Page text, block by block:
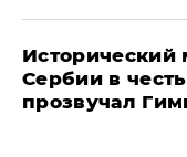
Исторический
Сербии в
прозвучал